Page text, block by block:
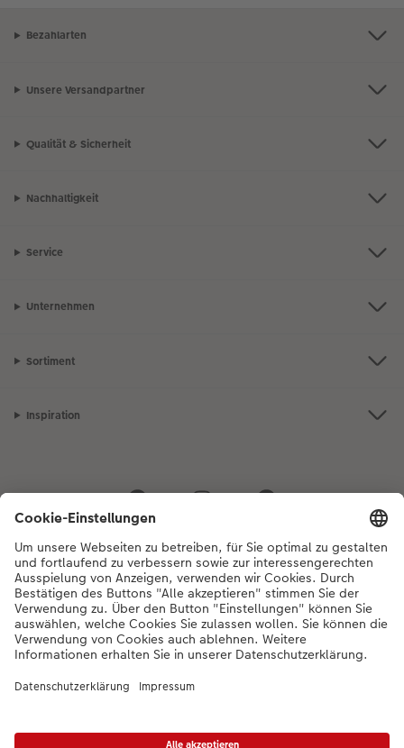
Bezahlarten
Unsere Versandpartner
Qualität & Sicherheit
Nachhaltigkeit
Service
Unternehmen
Sortiment
Inspiration
Bei Fragen zu Produkten oder der Bestellung können Sie uns gerne von
Montag bis Samstag von 8:00 – 20:00 Uhr und Sonntag von 10:00 –
20:00 Uhr (gesetzliche Feiertage ausgenommen) unter der
Telefonnummer044 499 01 21kontaktieren.
DE| FR|IT
PreislisteDas abgebildete Produkt hat ggfs. einen höheren Preis.